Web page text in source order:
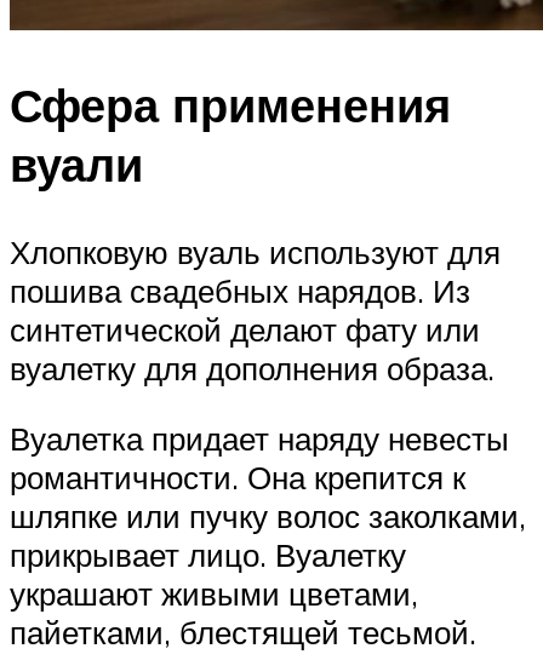
Сфера применения
вуали
Хлопковую вуаль используют для
пошива свадебных нарядов. Из
синтетической делают фату или
вуалетку для дополнения образа.
Вуалетка придает наряду невесты
романтичности. Она крепится к
шляпке или пучку волос заколками,
прикрывает лицо. Вуалетку
украшают живыми цветами,
пайетками, блестящей тесьмой.